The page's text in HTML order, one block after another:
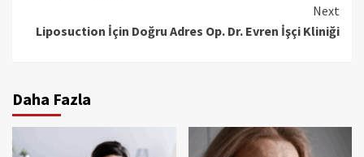
Next
Liposuction İçin Doğru Adres Op. Dr. Evren İşçi Kliniği
Daha Fazla